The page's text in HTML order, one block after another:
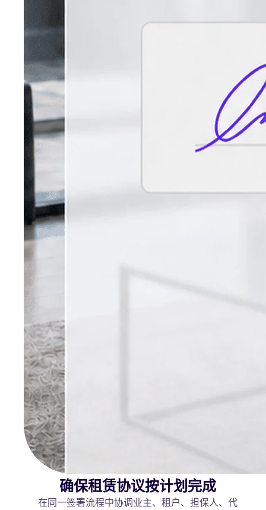
确保租赁协议按计划完成
在同一签署流程中协调业主、租户、担保人、代